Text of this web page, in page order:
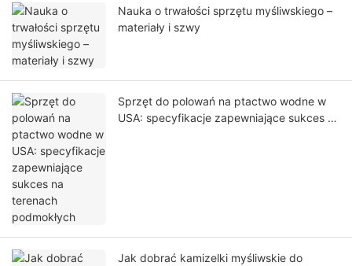
Nauka o trwałości sprzętu myśliwskiego –
materiały i szwy
Sprzęt do polowań na ptactwo wodne w
USA: specyfikacje zapewniające sukces na
Jak dobrać kamizelki myśliwskie do